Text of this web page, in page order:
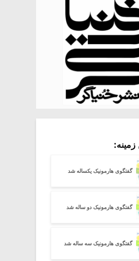
گفتگوی هارمونیک یکساله شد
گفتگوی هارمونیک دو ساله شد
گفتگوی هارمونیک سه ساله شد